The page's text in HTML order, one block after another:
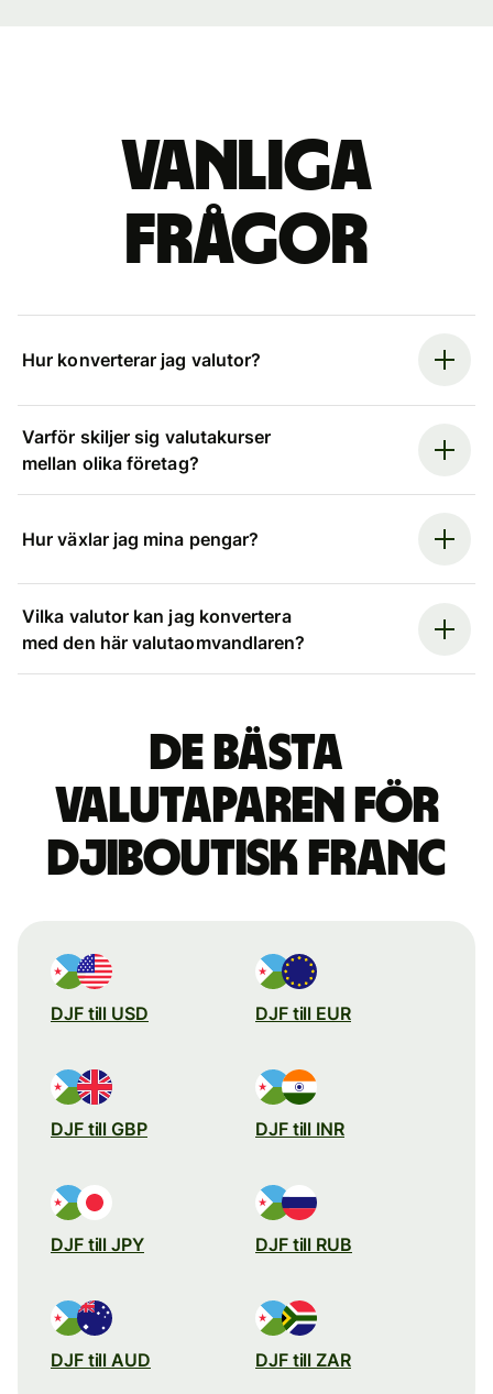
Vanliga
frågor
Hur konverterar jag valutor?
Varför skiljer sig valutakurser
mellan olika företag?
Hur växlar jag mina pengar?
Vilka valutor kan jag konvertera
med den här valutaomvandlaren?
De bästa
valutaparen för
djiboutisk franc
DJF till USD DJF till EUR
DJF till GBP DJF till INR
DJF till JPY DJF till RUB
DJF till AUD DJF till ZAR